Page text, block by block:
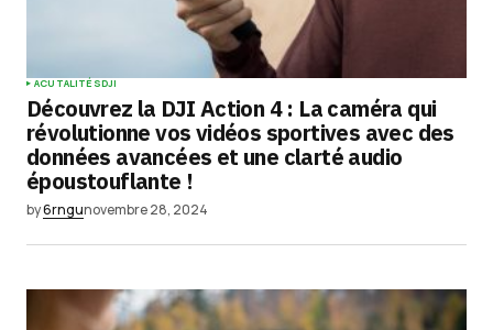
ACUTALITÉSDJI
Découvrez la DJI Action 4 : La caméra qui
révolutionne vos vidéos sportives avec des
données avancées et une clarté audio
époustouflante !
by6rngunovembre 28, 2024